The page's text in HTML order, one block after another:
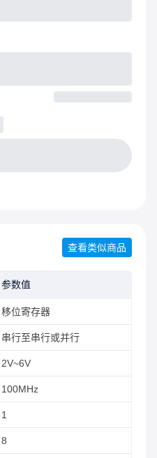
查看类似商品
参数值
移位寄存器
串行至串行或并行
2V~6V
100MHz
1
8